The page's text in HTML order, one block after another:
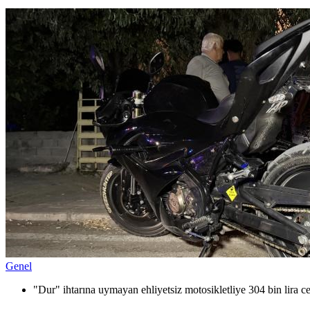
Genel
"Dur" ihtarına uymayan ehliyetsiz motosikletliye 304 bin lira